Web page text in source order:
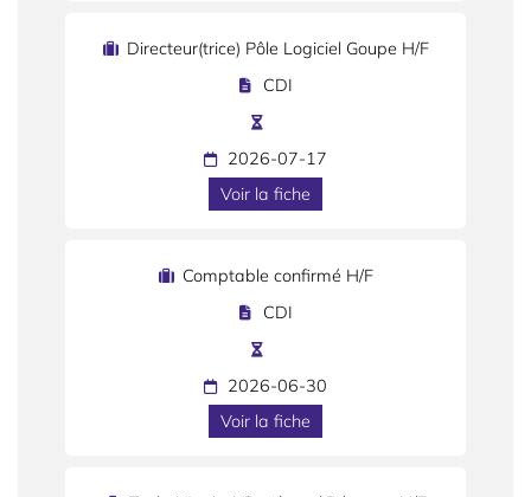
Directeur(trice) Pôle Logiciel Goupe H/F
CDI
2026-07-17
Voir la fiche
Comptable confirmé H/F
CDI
2026-06-30
Voir la fiche